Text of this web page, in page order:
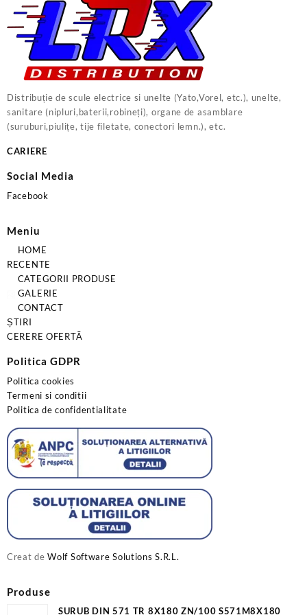
Distribuție de scule electrice si unelte (Yato,Vorel, etc.), unelte,
sanitare (nipluri,baterii,robineți), organe de asamblare
(suruburi,piulițe, tije filetate, conectori lemn.), etc.
CARIERE
Social Media
Facebook
Meniu
HOME
RECENTE
CATEGORII PRODUSE
GALERIE
CONTACT
ȘTIRI
CERERE OFERTĂ
Politica GDPR
Politica cookies
Termeni si conditii
Politica de confidentialitate
Creat deWolf Software Solutions S.R.L.
Produse
SURUB DIN 571 TR 8X180 ZN/100 S571M8X180